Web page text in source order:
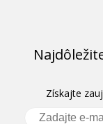
Získajte